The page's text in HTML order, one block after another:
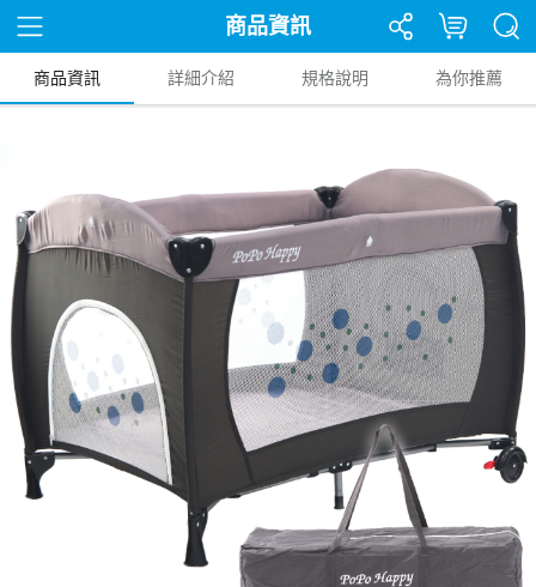
商品資訊
商品資訊 詳細介紹 規格說明 為你推薦